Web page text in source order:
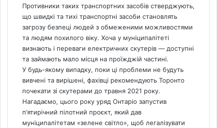
Противники таких транспортних засобів стверджують,
що швидкі та тихі транспортні засоби становлять
загрозу безпеці людей з обмеженими можливостями
та людям похилого віку. Хоча у муніципалітеті
визнають і переваги електричних скутерів — доступні
та займають мало місця на проїжджій частині.
У будь-якому випадку, поки ці проблеми не будуть
вивчені та вирішені, фахівці рекомендують Торонто
почекати зі скутерами до травня 2021 року.
Нагадаємо, цього року уряд Онтаріо запустив
п’ятирічний пілотний проєкт, який дав
муніципалітетам «зелене світло», щоб легалізувати